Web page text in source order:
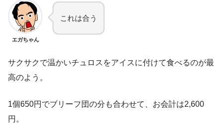
エガちゃん
これは合う
サクサクで温かいチュロスをアイスに付けて食べるのが最
高のよう。
1個650円でブリーフ団の分も合わせて、お会計は2,600
円。